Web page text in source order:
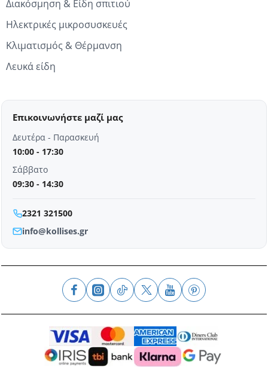
Διακόσμηση & Είδη σπιτιού
Ηλεκτρικές μικροσυσκευές
Κλιματισμός & Θέρμανση
Λευκά είδη
Επικοινωνήστε μαζί μας
Δευτέρα - Παρασκευή
10:00 - 17:30
Σάββατο
09:30 - 14:30
2321 321500
info@kollises.gr